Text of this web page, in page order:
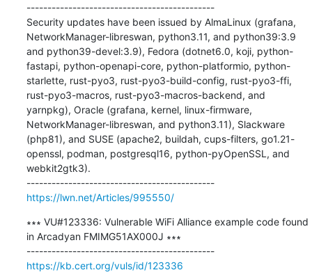
---------------------------------------------
Security updates have been issued by AlmaLinux (grafana,
NetworkManager-libreswan, python3.11, and python39:3.9
and python39-devel:3.9), Fedora (dotnet6.0, koji, python-
fastapi, python-openapi-core, python-platformio, python-
starlette, rust-pyo3, rust-pyo3-build-config, rust-pyo3-ffi,
rust-pyo3-macros, rust-pyo3-macros-backend, and
yarnpkg), Oracle (grafana, kernel, linux-firmware,
NetworkManager-libreswan, and python3.11), Slackware
(php81), and SUSE (apache2, buildah, cups-filters, go1.21-
openssl, podman, postgresql16, python-pyOpenSSL, and
webkit2gtk3).
---------------------------------------------
https://lwn.net/Articles/995550/
∗∗∗ VU#123336: Vulnerable WiFi Alliance example code found
in Arcadyan FMIMG51AX000J ∗∗∗
---------------------------------------------
https://kb.cert.org/vuls/id/123336